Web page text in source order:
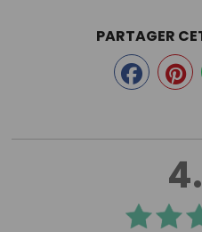
PARTAGER